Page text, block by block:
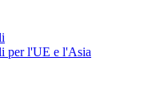
per l'UE e l'Asia